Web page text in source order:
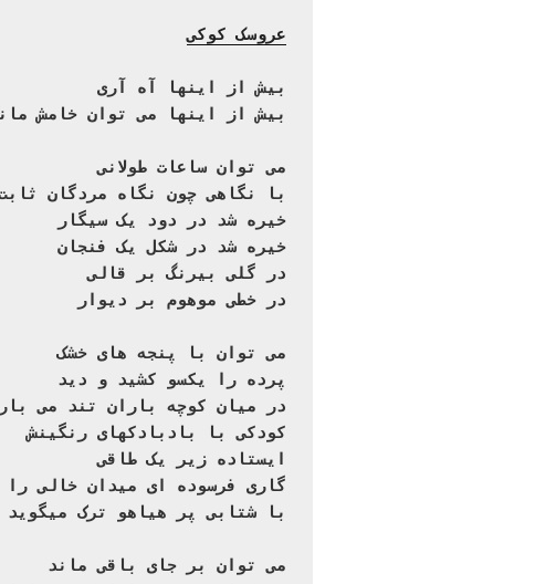
عروسک کوکی
بیش از اینها آه آری
بیش از اینها می توان خامش
می توان ساعات طولانی
با نگاهی چون نگاه مردگان
خیره شد در دود یک سیگار
خیره شد در شکل یک فنجان
در گلی بیرنگ بر قالی
در خطی موهوم بر دیوار
می توان با پنجه های خشک
پرده را یکسو کشید و دید
در میان کوچه باران تند می
کودکی با بادبادکهای رنگینش
ایستاده زیر یک طاقی
گاری فرسوده ای میدان خالی را
با شتابی پر هیاهو ترک میگوید
می توان بر جای باقی ماند